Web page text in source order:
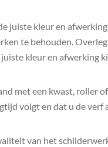
juiste kleur en
te behouden.
kleur en afwerking
met een kwast, roller
volgt en dat u de verf
van het